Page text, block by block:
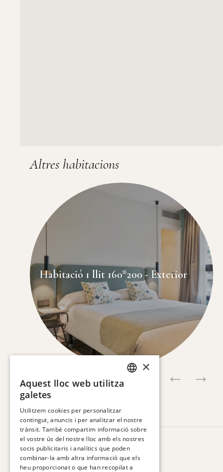
Altres habitacions
Habitació 1 llit 160*200 - Exterior
HOTEL VIA AUGUSTA
Via Augusta, 63.
08006 Barcelona. Espanya
CATALAN
FRENCH
GERMAN
×
Aquest lloc web utilitza
galetes
Utilitzem cookies per personalitzar
contingut, anuncis i per analitzar el nostre
trànsit. També compartim informació sobre
el vostre ús del nostre lloc amb els nostres
socis publicitaris i analítics que poden
combinar-la amb altra informació que els
heu proporcionat o que han recopilat a